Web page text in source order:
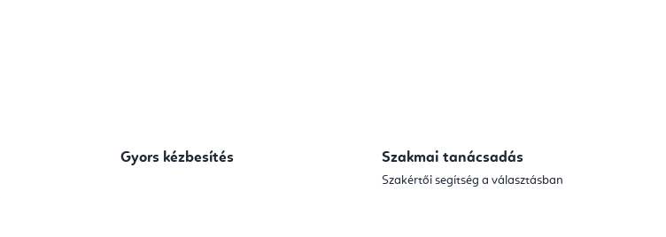
Gyors kézbesítés Szakmai tanácsadás
Szakértői segítség a választásban